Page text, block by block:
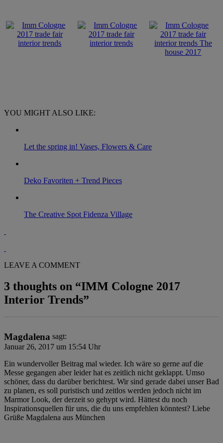
YOU MIGHT ALSO LIKE:
Let the spring in! Vases, Flowers & Care
Deko Favoriten + Trend Pieces
The Creative Spot Fidenza Village
LEAVE A COMMENT
3 thoughts on “IMM Cologne 2017
Interior Trends”
Magdalena sagt:
Januar 26, 2017 um 15:54 Uhr
Ein wundervoller Beitrag mal wieder. Ich wäre so gerne auf die
Messe gegangen aber leider hat es zeitlich nicht geklappt. Umso
schöner, dass du darüber berichtest. Wir sind gerade dabei unser Bad
zu planen, es soll puristisch und zeitlos werden jedoch nicht im
Marmor Look, der derzeit so gehypt wird. Hättest du noch
Inspirationsquellen für uns, die du uns empfehlen könntest? Liebe
Grüße Magdalena aus München